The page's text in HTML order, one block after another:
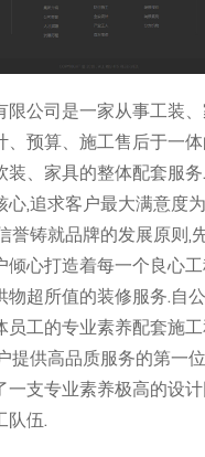
公司是一家从事工装、
、预算、施工售后于一
装、家具的整体配套服
心,追求客户最大满意度
誉铸就品牌的发展原则,
倾心打造着每一个良心
物超所值的装修服务.自
员工的专业素养配套施
提供高品质服务的第一
一支专业素养极高的设
队伍.